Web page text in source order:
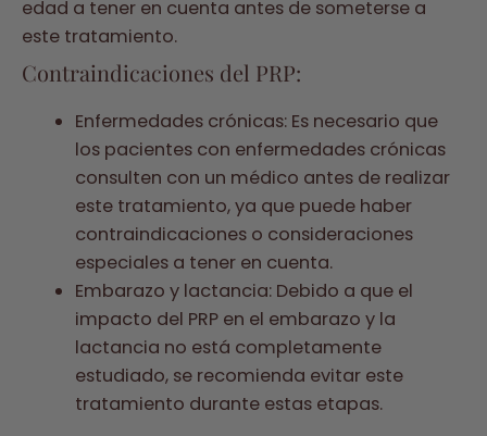
edad a tener en cuenta antes de someterse a
este tratamiento.
Contraindicaciones del PRP:
Enfermedades crónicas: Es necesario que
los pacientes con enfermedades crónicas
consulten con un médico antes de realizar
este tratamiento, ya que puede haber
contraindicaciones o consideraciones
especiales a tener en cuenta.
Embarazo y lactancia: Debido a que el
impacto del PRP en el embarazo y la
lactancia no está completamente
estudiado, se recomienda evitar este
tratamiento durante estas etapas.